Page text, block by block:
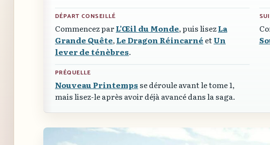
DÉPART CONSEILLÉ
Commencez parL’Œil du Monde, puis lisezLa
Grande Quête,Le Dragon Réincarné etUn
lever de ténèbres.
PRÉQUELLE
Nouveau Printemps se déroule avant le tome 1,
mais lisez-le après avoir déjà avancé dans la saga.